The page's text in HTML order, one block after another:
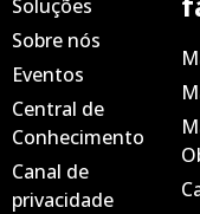
Soluções
Sobre nós
Eventos
Central de
Conhecimento
Canal de
privacidade